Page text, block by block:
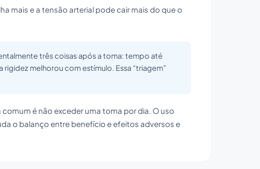
mais e a tensão arterial pode cair mais do que o
três coisas após a toma: tempo até
melhorou com estímulo. Essa “triagem”
é não exceder uma toma por dia. O uso
o balanço entre benefício e efeitos adversos e